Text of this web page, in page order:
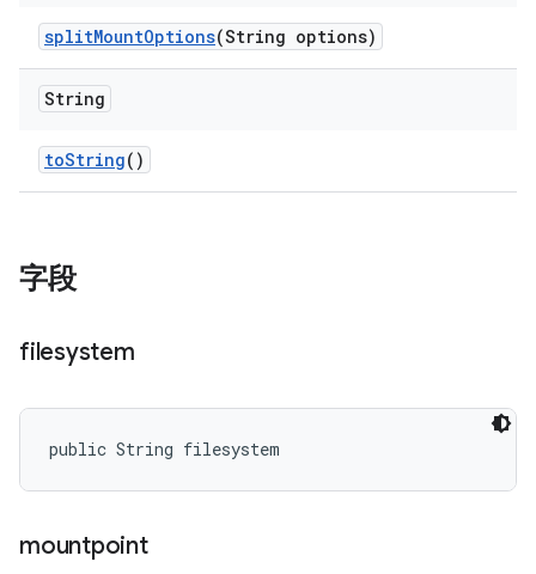
splitMountOptions(String options)
String
toString()
字段
filesystem
public String filesystem
mountpoint